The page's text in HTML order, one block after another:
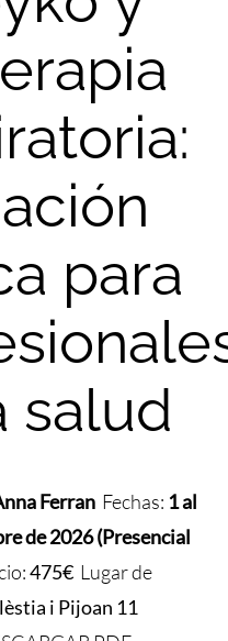
para
salud
Ferran Fechas: 1 al
de 2026 (Presencial
475€ Lugar de
i Pijoan 11